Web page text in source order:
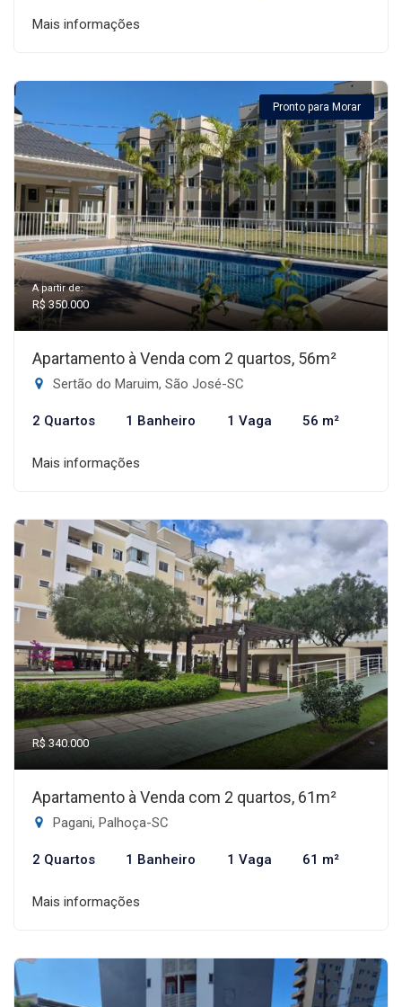
Mais informações
Pronto para Morar
A partir de:
R$ 350.000
Apartamento à Venda com 2 quartos, 56m²
Sertão do Maruim, São José-SC
2 Quartos 1 Banheiro 1 Vaga 56 m²
Mais informações
R$ 340.000
Apartamento à Venda com 2 quartos, 61m²
Pagani, Palhoça-SC
2 Quartos 1 Banheiro 1 Vaga 61 m²
Mais informações